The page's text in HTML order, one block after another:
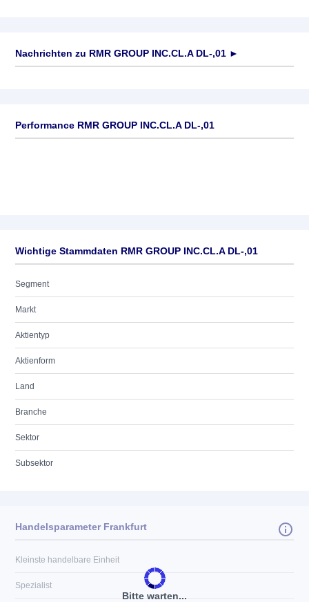
Nachrichten zu RMR GROUP INC.CL.A DL-,01 ►
Performance RMR GROUP INC.CL.A DL-,01
Wichtige Stammdaten RMR GROUP INC.CL.A DL-,01
Segment
Markt
Aktientyp
Aktienform
Land
Branche
Sektor
Subsektor
Bitte warten...
Handelsparameter Frankfurt
Kleinste handelbare Einheit
Spezialist